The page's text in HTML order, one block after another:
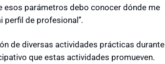
esos parámetros debo conocer dónde me
de profesional’’.
de diversas actividades prácticas durante
que estas actividades promueven.